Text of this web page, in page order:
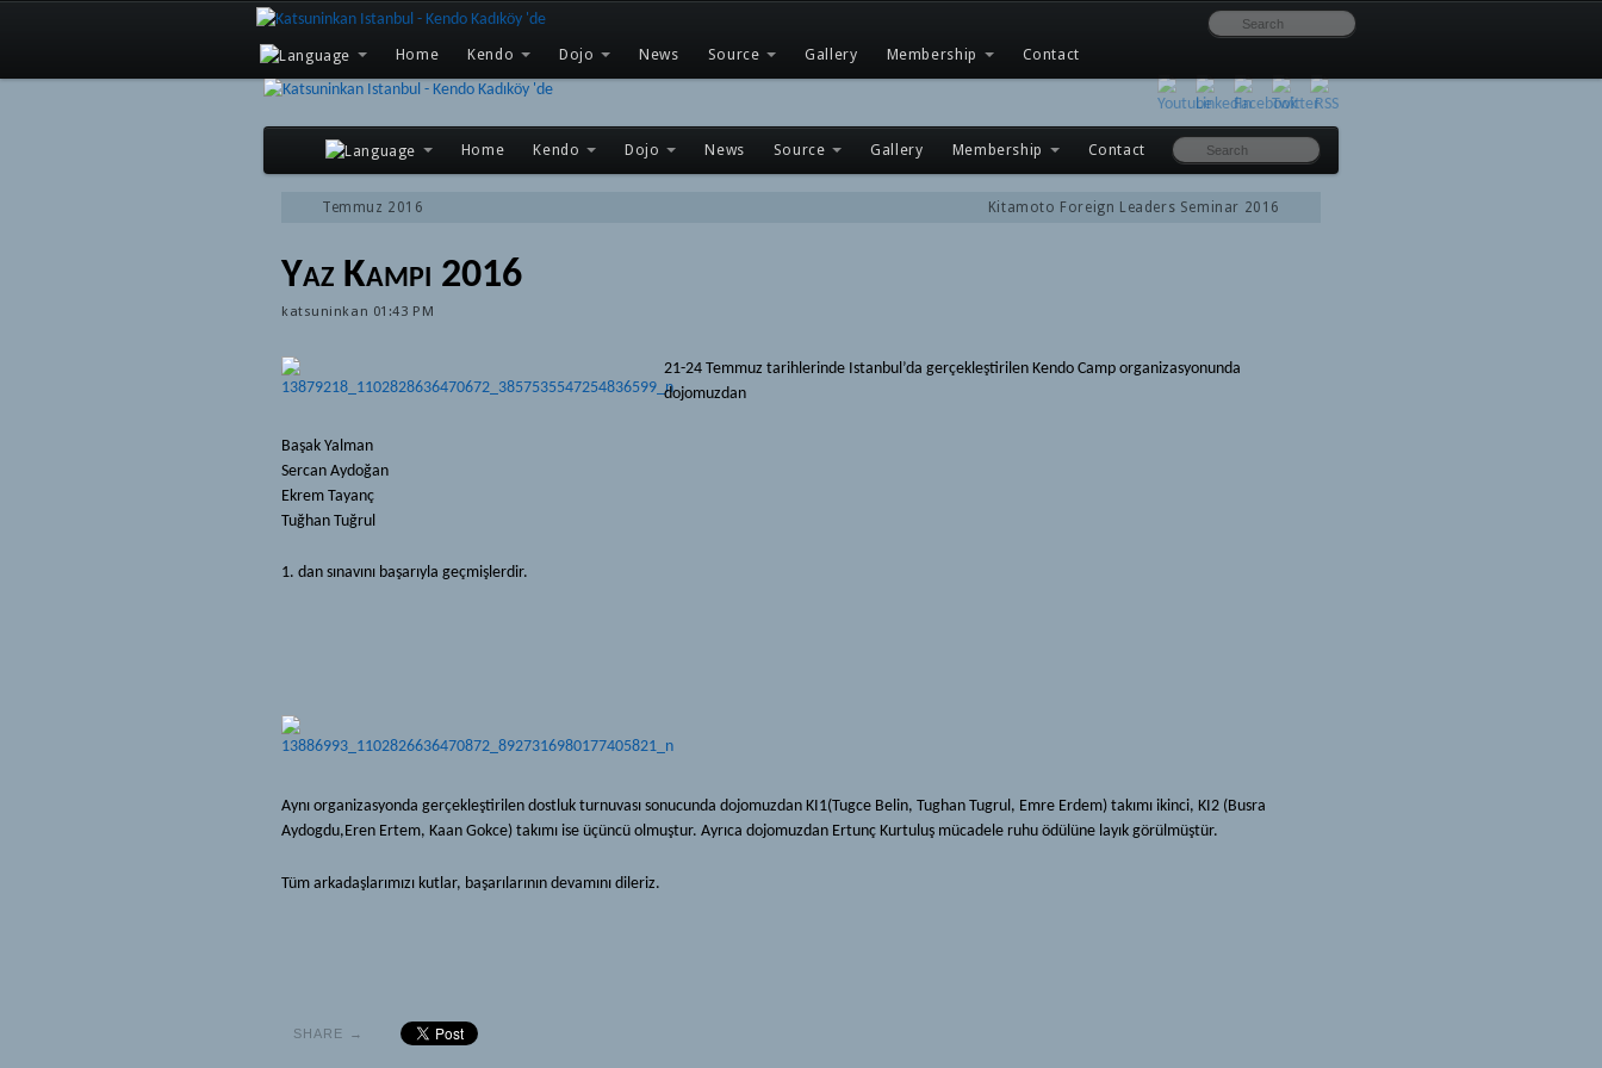
Home Kendo Dojo News Source Gallery Membership Contact
Home Kendo Dojo News Source Gallery Membership Contact
Temmuz 2016 Kitamoto Foreign Leaders Seminar 2016
Yaz Kampı 2016
katsuninkan 01:43 PM
21-24 Temmuz tarihlerinde Istanbul’da gerçekleştirilen Kendo Camp organizasyonunda
dojomuzdan
Başak Yalman
Sercan Aydoğan
Ekrem Tayanç
Tuğhan Tuğrul
1. dan sınavını başarıyla geçmişlerdir.
Aynı organizasyonda gerçekleştirilen dostluk turnuvası sonucunda dojomuzdan KI1(Tugce Belin, Tughan Tugrul, Emre Erdem) takımı ikinci, KI2 (Busra
Aydogdu,Eren Ertem, Kaan Gokce) takımı ise üçüncü olmuştur. Ayrıca dojomuzdan Ertunç Kurtuluş mücadele ruhu ödülüne layık görülmüştür.
Tüm arkadaşlarımızı kutlar, başarılarının devamını dileriz.
SHARE →